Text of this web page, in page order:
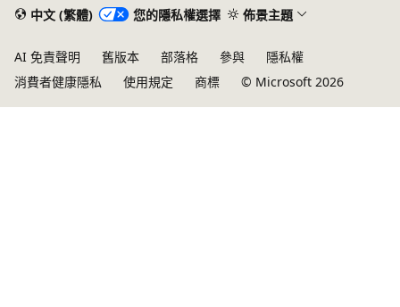
中文 (繁體) 您的隱私權選擇 佈景主題
AI 免責聲明 舊版本 部落格 參與
隱私權
消費者健康隱私
使用規定 商標 © Microsoft 2026